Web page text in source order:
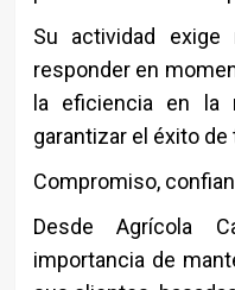
Su actividad exige
responder en
la eficiencia en la
garantizar el éxito
Compromiso,
DesdeAgrícola
importancia de